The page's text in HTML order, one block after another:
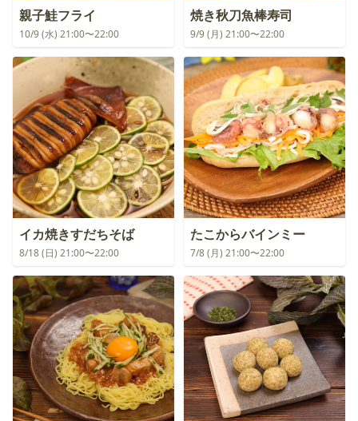
親子鮭フライ
10/9 (水) 21:00〜22:00
焼き秋刀魚棒寿司
9/9 (月) 21:00〜22:00
イカ焼きすだちそば
8/18 (日) 21:00〜22:00
たこからバインミー
7/8 (月) 21:00〜22:00